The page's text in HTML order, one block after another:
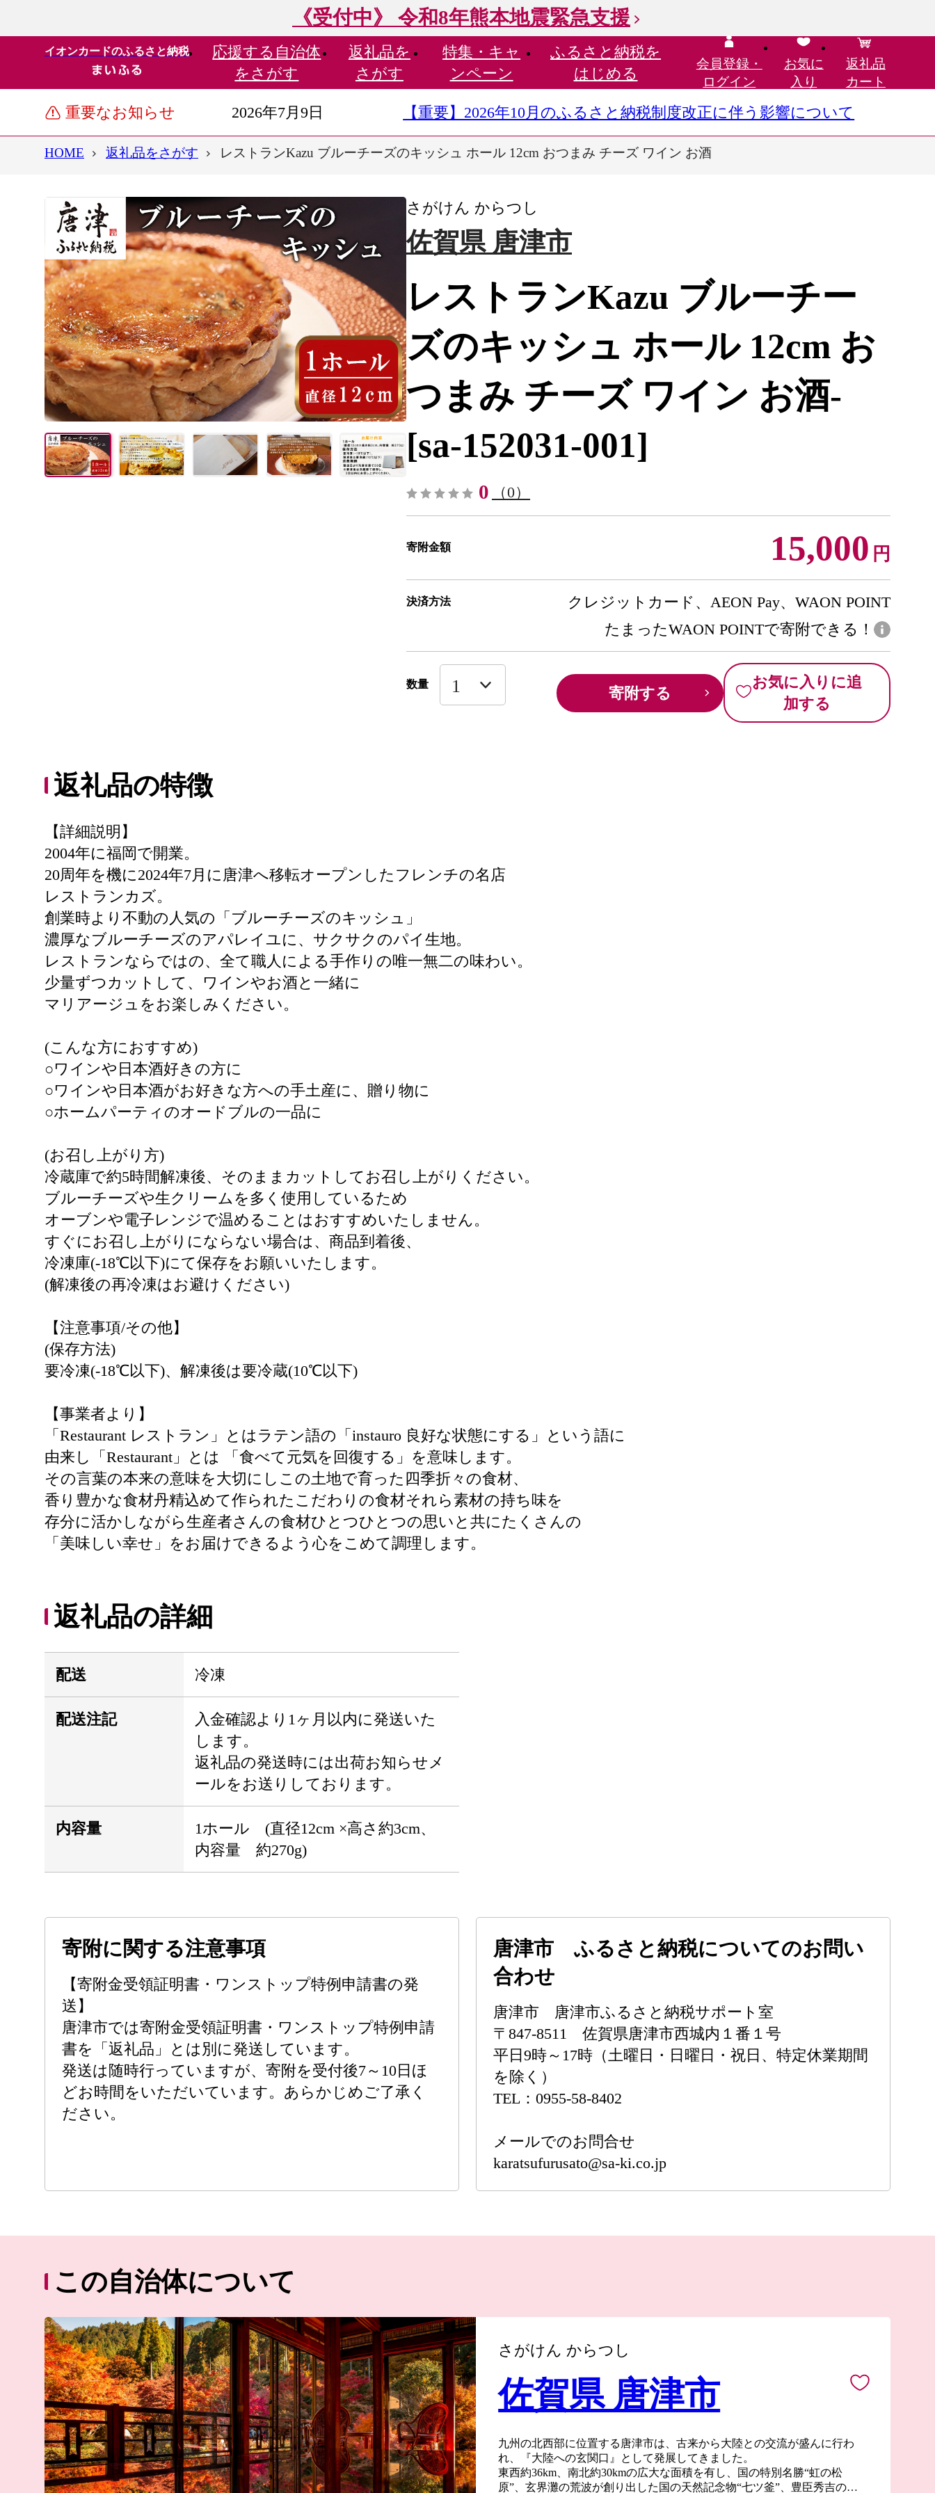
《受付中》 令和8年熊本地震緊急支援
イオンカードのふるさと納税 応援する 自治体
をさがす
返礼品を
さがす
特集・ キャ
ンペーン
ふるさと納税を
はじめる
会員登録・
ログイン
お気に
入り
返礼品
カート
重要なお知らせ 2026年7月9日 【重要】2026年10月のふるさと納税制度改正に伴う影響について
HOME 返礼品をさがす レストランKazu ブルーチーズのキッシュ ホール 12cm おつまみ チーズ ワイン お酒
さがけん からつし
佐賀県 唐津市
レストランKazu ブルーチー
ズのキッシュ ホール 12cm お
つまみ チーズ ワイン お酒-
[sa-152031-001]
0 （0）
寄附金額 15,000 円
決済方法
クレジットカード、AEON Pay、WAON POINT
たまったWAON POINTで寄附できる！
数量 寄附する
お気に入りに追
加する
返礼品の特徴
【詳細説明】
2004年に福岡で開業。
20周年を機に2024年7月に唐津へ移転オープンしたフレンチの名店
レストランカズ。
創業時より不動の人気の「ブルーチーズのキッシュ」
濃厚なブルーチーズのアパレイユに、サクサクのパイ生地。
レストランならではの、全て職人による手作りの唯一無二の味わい。
少量ずつカットして、ワインやお酒と一緒に
マリアージュをお楽しみください。
(こんな方におすすめ)
○ワインや日本酒好きの方に
○ワインや日本酒がお好きな方への手土産に、贈り物に
○ホームパーティのオードブルの一品に
(お召し上がり方)
冷蔵庫で約5時間解凍後、そのままカットしてお召し上がりください。
ブルーチーズや生クリームを多く使用しているため
オーブンや電子レンジで温めることはおすすめいたしません。
すぐにお召し上がりにならない場合は、商品到着後、
冷凍庫(-18℃以下)にて保存をお願いいたします。
(解凍後の再冷凍はお避けください)
【注意事項/その他】
(保存方法)
要冷凍(-18℃以下)、解凍後は要冷蔵(10℃以下)
【事業者より】
「Restaurant レストラン」とはラテン語の「instauro 良好な状態にする」という語に
由来し「Restaurant」とは 「食べて元気を回復する」を意味します。
その言葉の本来の意味を大切にしこの土地で育った四季折々の食材、
香り豊かな食材丹精込めて作られたこだわりの食材それら素材の持ち味を
存分に活かしながら生産者さんの食材ひとつひとつの思いと共にたくさんの
「美味しい幸せ」をお届けできるよう心をこめて調理します。
返礼品の詳細
配送 冷凍
配送注記
入金確認より1ヶ月以内に発送いた
します。
返礼品の発送時には出荷お知らせメ
ールをお送りしております。
内容量
1ホール (直径12cm ×高さ約3cm、
内容量 約270g)
寄附に関する注意事項
【寄附金受領証明書・ワンストップ特例申請書の発
送】
唐津市では寄附金受領証明書・ワンストップ特例申請
書を「返礼品」とは別に発送しています。
発送は随時行っていますが、寄附を受付後7～10日ほ
どお時間をいただいています。あらかじめご了承く
ださい。
唐津市 ふるさと納税についてのお問い
合わせ
唐津市 唐津市ふるさと納税サポート室
〒847-8511 佐賀県唐津市西城内１番１号
平日9時～17時（土曜日・日曜日・祝日、特定休業期間
を除く）
TEL：0955-58-8402
メールでのお問合せ
karatsufurusato@sa-ki.co.jp
この自治体について
さがけん からつし
佐賀県 唐津市
九州の北西部に位置する唐津市は、古来から大陸との交流が盛んに行わ
れ、『大陸への玄関口』として発展してきました。
東西約36km、南北約30kmの広大な面積を有し、国の特別名勝“虹の松
原”、玄界灘の荒波が創り出した国の天然記念物“七ツ釜”、豊臣秀吉の朝